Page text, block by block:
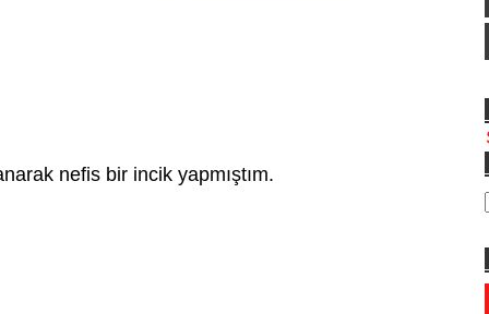
nefis bir incik yapmıştım.